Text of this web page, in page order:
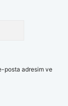
posta adresim ve